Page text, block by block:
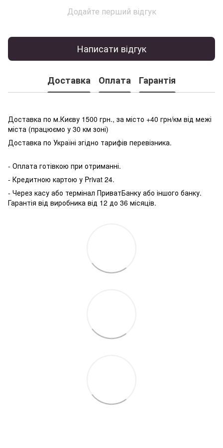
Додайте перший відгук
Написати відгук
Доставка Оплата Гарантія
Доставка по м.Києву 1500 грн., за місто +40 грн/км від межі
міста (працюємо у 30 км зоні)
Доставка по Україні згідно тарифів перевізника.
- Оплата готівкою при отриманні.
- Кредитною картою у Privat 24.
- Через касу або термінал ПриватБанку або іншого банку.
Гарантія від виробника від 12 до 36 місяців.